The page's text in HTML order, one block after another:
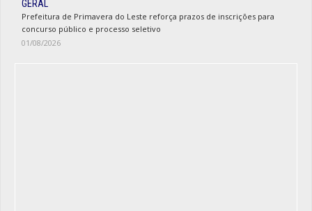
GERAL
Prefeitura de Primavera do Leste reforça prazos de inscrições para
concurso público e processo seletivo
01/08/2026